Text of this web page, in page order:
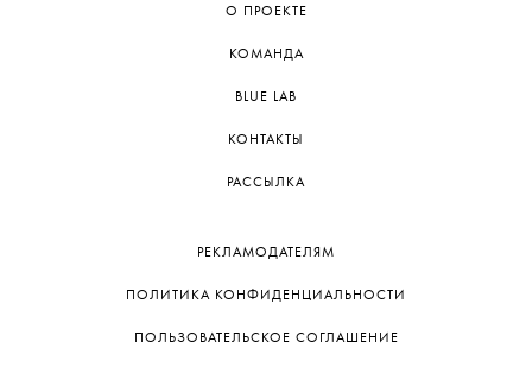
О ПРОЕКТЕ
КОМАНДА
BLUE LAB
КОНТАКТЫ
РАССЫЛКА
РЕКЛАМОДАТЕЛЯМ
ПОЛИТИКА КОНФИДЕНЦИАЛЬНОСТИ
ПОЛЬЗОВАТЕЛЬСКОЕ СОГЛАШЕНИЕ